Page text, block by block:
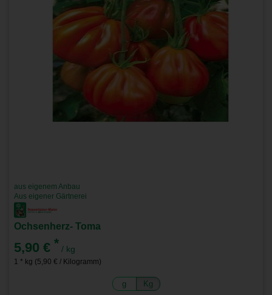
aus eigenem Anbau
Aus eigener Gärtnerei
Ochsenherz- Toma
5,90 € * / kg
1 * kg (5,90 € / Kilogramm)
g Kg